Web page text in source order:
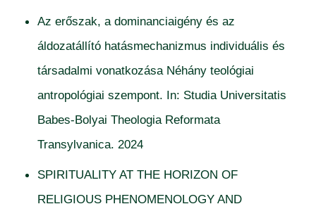
Az erőszak, a dominanciaigény és az
áldozatállító hatásmechanizmus individuális és
társadalmi vonatkozása Néhány teológiai
antropológiai szempont. In: Studia Universitatis
Babes-Bolyai Theologia Reformata
Transylvanica. 2024
SPIRITUALITY AT THE HORIZON OF
RELIGIOUS PHENOMENOLOGY AND